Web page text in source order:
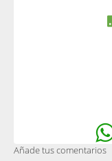
Añade tus comentarios